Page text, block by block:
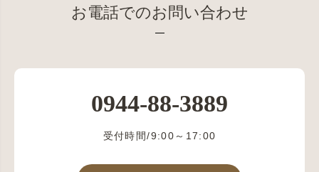
お電話でのお問い合わせ
0944-88-3889
受付時間/9:00～17:00